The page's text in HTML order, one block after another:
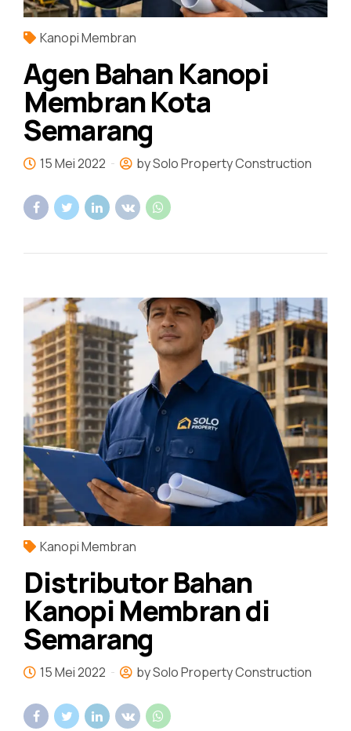
Kanopi Membran
Agen Bahan Kanopi
Membran Kota
Semarang
15 Mei 2022 by Solo Property Construction
Kanopi Membran
Distributor Bahan
Kanopi Membran di
Semarang
15 Mei 2022 by Solo Property Construction